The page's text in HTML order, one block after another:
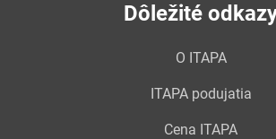
Dôležité
O ITAPA
ITAPA podujatia
Cena ITAPA